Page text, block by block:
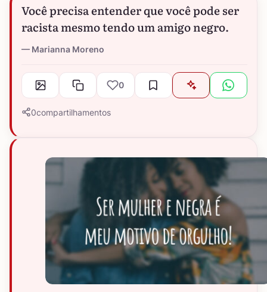
Você precisa entender que você pode ser
racista mesmo tendo um amigo negro.
Marianna Moreno
0
0compartilhamentos